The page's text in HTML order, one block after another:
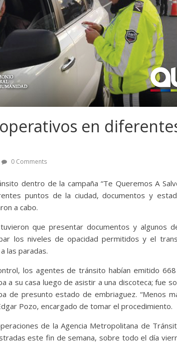
en
0 Comments
dentro de la campaña “Te Queremos A
puntos de la ciudad, documentos y
a cabo.
que presentar documentos y algunos
los niveles de opacidad permitidos y el
las paradas.
los agentes de tránsito habían emitido 668
a su casa luego de asistir a una discoteca; fue
de presunto estado de embriaguez. “Menos
Pozo, encargado de tomar el procedimiento.
de la Agencia Metropolitana de
este fin de semana, sobre todo el día